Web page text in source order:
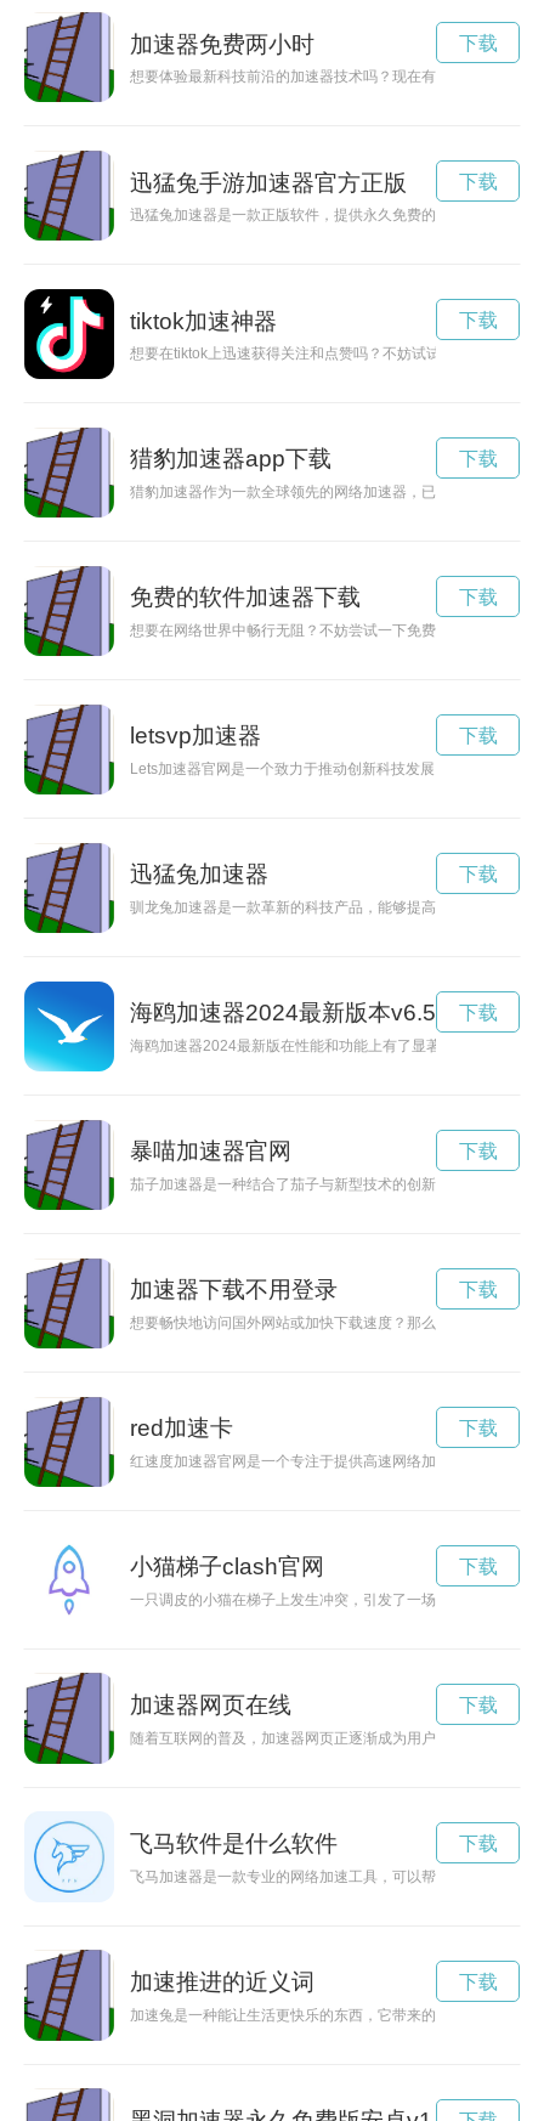
加速器免费两小时
想要体验最新科技前沿的加速器技术吗？现在有机会了！现在
下载
迅猛兔手游加速器官方正版
迅猛兔加速器是一款正版软件，提供永久免费的加速服务，让用
下载
tiktok加速神器
想要在tiktok上迅速获得关注和点赞吗？不妨试试以下这些加速
下载
猎豹加速器app下载
猎豹加速器作为一款全球领先的网络加速器，已经覆盖了62个
下载
免费的软件加速器下载
想要在网络世界中畅行无阻？不妨尝试一下免费下载软件加速
下载
letsvp加速器
Lets加速器官网是一个致力于推动创新科技发展，让用户体验
下载
迅猛兔加速器
驯龙兔加速器是一款革新的科技产品，能够提高电脑运行速度
下载
海鸥加速器2024最新版本v6.50
海鸥加速器2024最新版在性能和功能上有了显著的提升，为用
下载
暴喵加速器官网
茄子加速器是一种结合了茄子与新型技术的创新产品，可以加
下载
加速器下载不用登录
想要畅快地访问国外网站或加快下载速度？那么加速器下载梯子
下载
red加速卡
红速度加速器官网是一个专注于提供高速网络加速服务的平台
下载
小猫梯子clash官网
一只调皮的小猫在梯子上发生冲突，引发了一场激烈的clash。
下载
加速器网页在线
随着互联网的普及，加速器网页正逐渐成为用户浏览网页的新
下载
飞马软件是什么软件
飞马加速器是一款专业的网络加速工具，可以帮助用户快速访
下载
加速推进的近义词
加速兔是一种能让生活更快乐的东西，它带来的不仅是速度，更
下载